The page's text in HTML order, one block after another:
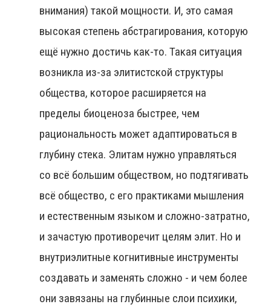
внимания) такой мощности. И, это самая
высокая степень абстрагирования, которую
ещё нужно достичь как-то. Такая ситуация
возникла из-за элитистской структуры
общества, которое расширяется на
пределы биоценоза быстрее, чем
рациональность может адаптироваться в
глубину стека. Элитам нужно управляться
со всё большим обществом, но подтягивать
всё общество, с его практиками мышления
и естественным языком и сложно-затратно,
и зачастую противоречит целям элит. Но и
внутриэлитные когнитивные инструменты
создавать и заменять сложно - и чем более
они завязаны на глубинные слои психики,